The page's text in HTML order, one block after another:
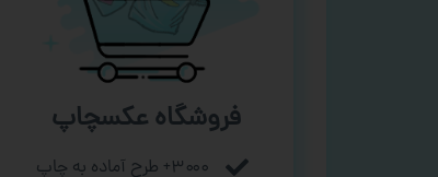
فروشگاه عکسچاپ
۳۰۰۰+ طرح آماده به چاپ